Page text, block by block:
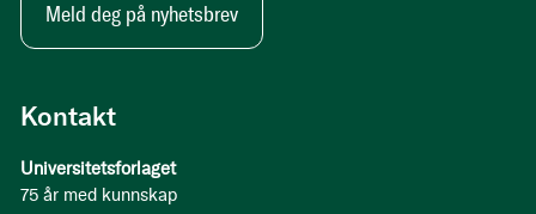
Kontakt
Universitetsforlaget
75 år med kunnskap
Meld deg på nyhetsbrev